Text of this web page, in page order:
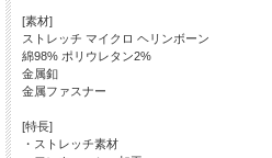
[素材]
ストレッチ マイクロ ヘリンボーン
綿98% ポリウレタン2%
金属釦
金属ファスナー
[特長]
・ストレッチ素材